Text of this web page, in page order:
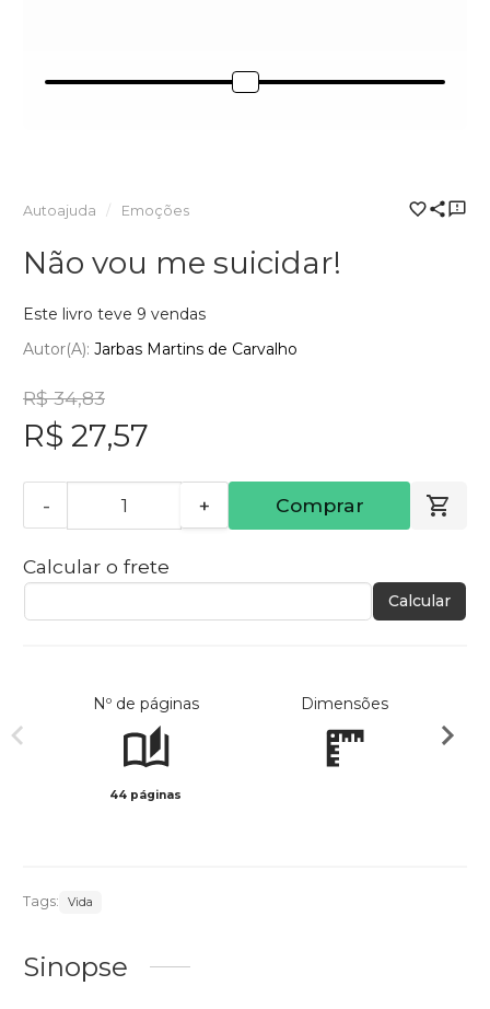
Autoajuda Emoções
Não vou me suicidar!
Este livro teve 9 vendas
Autor(a): Jarbas Martins de Carvalho
R$ 34,83
R$ 27,57
- + Comprar
Calcular o frete
Calcular
Nº de páginas
44 páginas
Dimensões
Tags: Vida
Sinopse